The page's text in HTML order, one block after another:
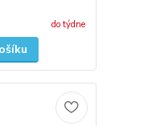
do týdne